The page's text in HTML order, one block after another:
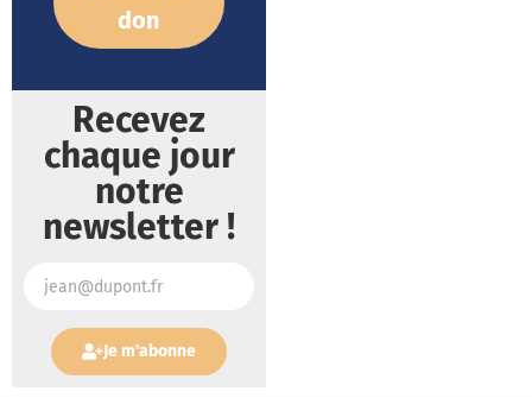
don
Recevez
chaque jour
notre
newsletter !
Je m'abonne